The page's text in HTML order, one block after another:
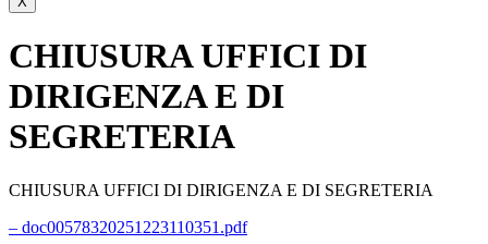
CHIUSURA UFFICI DI
DIRIGENZA E DI
SEGRETERIA
CHIUSURA UFFICI DI DIRIGENZA E DI SEGRETERIA
– doc00578320251223110351.pdf